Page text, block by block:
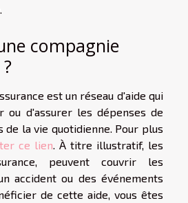
compagnie
est un réseau d'aide qui
d'assurer les dépenses de
de la vie quotidienne. Pour plus
ce lien . À titre illustratif, les
peuvent couvrir les
accident ou des événements
de cette aide, vous êtes